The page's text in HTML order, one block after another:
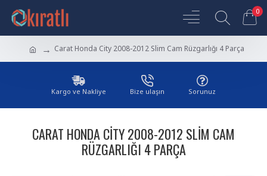
0
Carat Honda City 2008-2012 Slim Cam Rüzgarlığı 4 Parça
Kargo ve Nakliye Bize ulaşın Sorunuz
CARAT HONDA CITY 2008-2012 SLIM CAM
RÜZGARLIĞI 4 PARÇA